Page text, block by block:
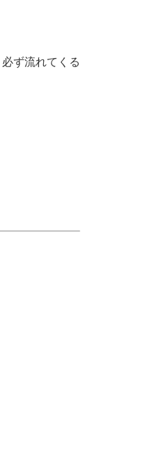
ず流れてくる